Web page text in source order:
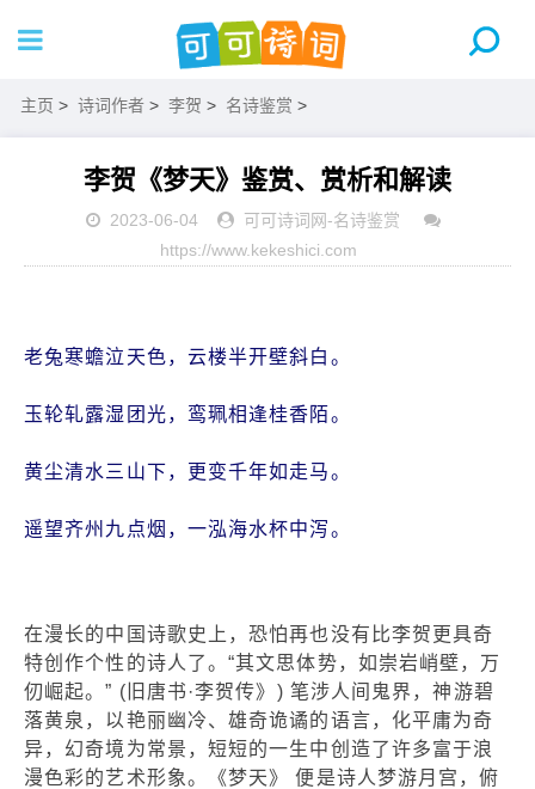
主页 > 诗词作者 > 李贺 > 名诗鉴赏 >
李贺《梦天》鉴赏、赏析和解读
2023-06-04 可可诗词网-名诗鉴赏
https://www.kekeshici.com
老兔寒蟾泣天色，云楼半开壁斜白。
玉轮轧露湿团光，鸾珮相逢桂香陌。
黄尘清水三山下，更变千年如走马。
遥望齐州九点烟，一泓海水杯中泻。
在漫长的中国诗歌史上，恐怕再也没有比李贺更具奇
特创作个性的诗人了。“其文思体势，如崇岩峭壁，万
仞崛起。” (旧唐书·李贺传》) 笔涉人间鬼界，神游碧
落黄泉，以艳丽幽冷、雄奇诡谲的语言，化平庸为奇
异，幻奇境为常景，短短的一生中创造了许多富于浪
漫色彩的艺术形象。《梦天》 便是诗人梦游月宫，俯